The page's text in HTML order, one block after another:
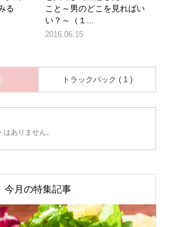
る
こと～男のどこを見ればい
い？～（１...
2016.06.15
トラックバック ( 1 )
ありません。
今月の特集記事